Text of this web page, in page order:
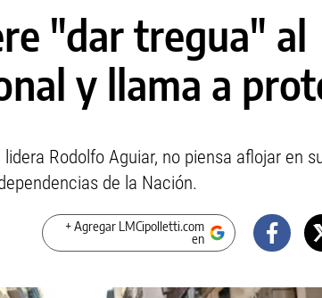
"dar tregua" al
y llama a
Rodolfo Aguiar, no piensa aflojar en
de la Nación.
+ Agregar LMCipolletti.com
en